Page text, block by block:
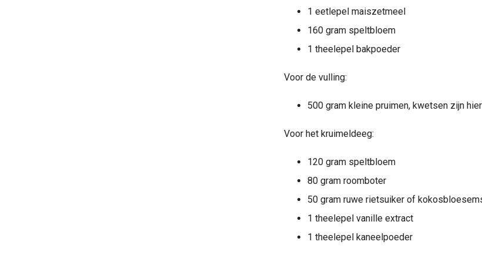
1 eetlepel maiszetmeel
160 gram speltbloem
1 theelepel bakpoeder
Voor de vulling:
500 gram kleine pruimen, kwetsen zijn
Voor het kruimeldeeg:
120 gram speltbloem
80 gram roomboter
50 gram ruwe rietsuiker of
1 theelepel vanille extract
1 theelepel kaneelpoeder